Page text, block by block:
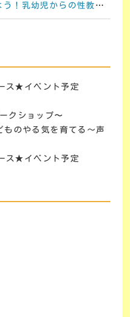
う！乳幼児からの性教育
録画配信）
ス★イベント予定
クショップ〜
のやる気を育てる～声
ス★イベント予定